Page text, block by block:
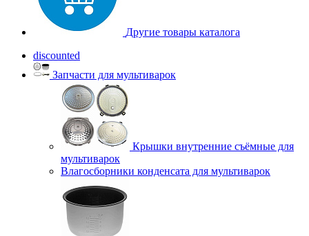
Другие товары каталога
discounted
Запчасти для мультиварок
Крышки внутренние съёмные для
мультиварок
Влагосборники конденсата для мультиварок